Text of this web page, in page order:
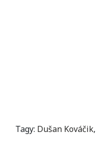
Tagy: Dušan Kováčik,